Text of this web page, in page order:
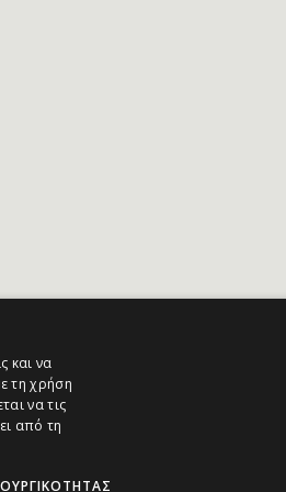
και να
τη χρήση
να τις
από τη